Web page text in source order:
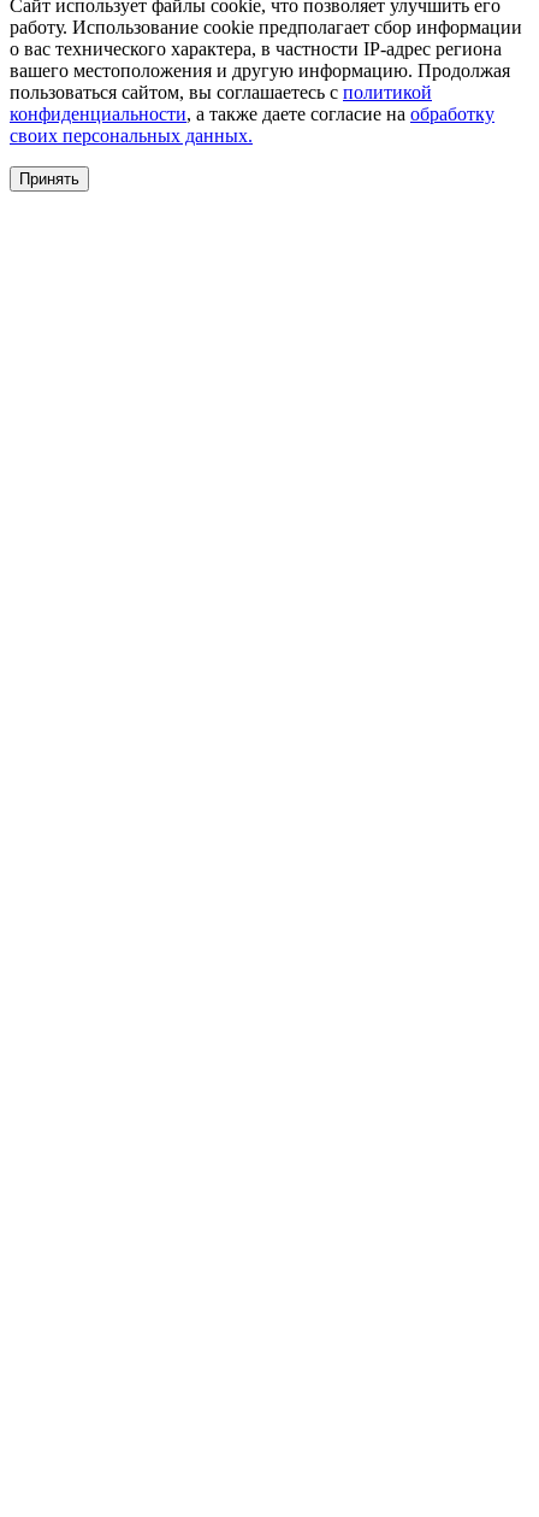
Сайт использует файлы cookie, что позволяет улучшить его
работу. Использование cookie предполагает сбор информации
о вас технического характера, в частности IP-адрес региона
вашего местоположения и другую информацию. Продолжая
пользоваться сайтом, вы соглашаетесь с политикой
конфиденциальности, а также даете согласие на обработку
своих персональных данных.
Принять